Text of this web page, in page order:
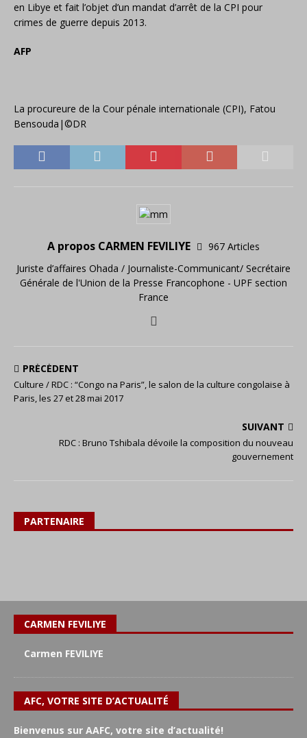
en Libye et fait l’objet d’un mandat d’arrêt de la CPI pour
crimes de guerre depuis 2013.
AFP
La procureure de la Cour pénale internationale (CPI), Fatou
Bensouda|©DR
A propos CARMEN FEVILIYE
967 Articles
Juriste d’affaires Ohada / Journaliste-Communicant/ Secrétaire
Générale de l'Union de la Presse Francophone - UPF section
France
PRÉCÉDENT
Culture / RDC : “Congo na Paris”, le salon de la culture congolaise à
Paris, les 27 et 28 mai 2017
SUIVANT
RDC : Bruno Tshibala dévoile la composition du nouveau
gouvernement
PARTENAIRE
CARMEN FEVILIYE
Carmen FEVILIYE
AFC, VOTRE SITE D’ACTUALITÉ
Bienvenus sur AAFC, votre site d’actualité!